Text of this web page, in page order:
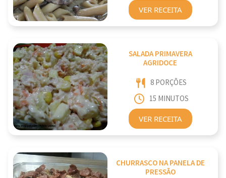
VER RECEITA
SALADA PRIMAVERA
AGRIDOCE
8 PORÇÕES
15 MINUTOS
VER RECEITA
CHURRASCO NA PANELA DE
PRESSÃO